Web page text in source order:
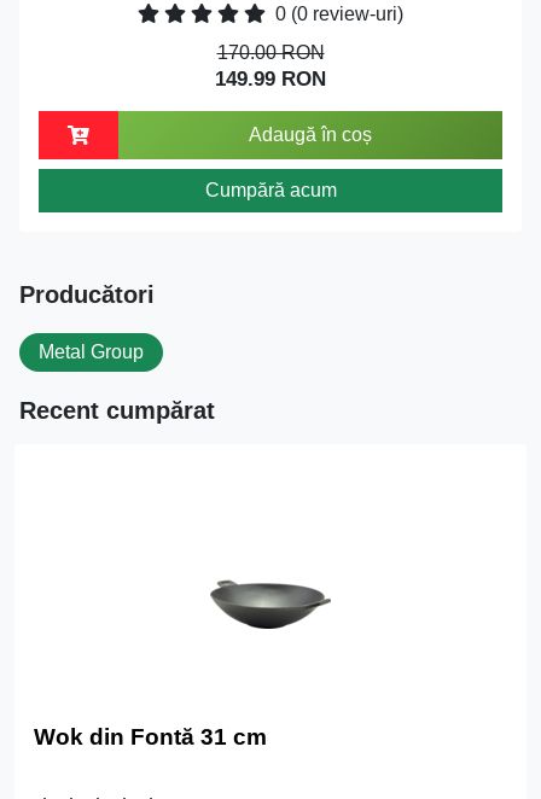
0 (0 review-uri)
170.00 RON
149.99 RON
Adaugă în coș
Cumpără acum
Producători
Metal Group
Recent cumpărat
Wok din Fontă 31 cm